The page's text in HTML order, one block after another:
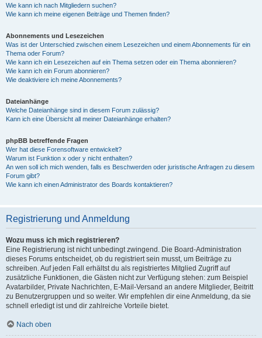
Wie kann ich nach Mitgliedern suchen?
Wie kann ich meine eigenen Beiträge und Themen finden?
Abonnements und Lesezeichen
Was ist der Unterschied zwischen einem Lesezeichen und einem Abonnements für ein
Thema oder Forum?
Wie kann ich ein Lesezeichen auf ein Thema setzen oder ein Thema abonnieren?
Wie kann ich ein Forum abonnieren?
Wie deaktiviere ich meine Abonnements?
Dateianhänge
Welche Dateianhänge sind in diesem Forum zulässig?
Kann ich eine Übersicht all meiner Dateianhänge erhalten?
phpBB betreffende Fragen
Wer hat diese Forensoftware entwickelt?
Warum ist Funktion x oder y nicht enthalten?
An wen soll ich mich wenden, falls es Beschwerden oder juristische Anfragen zu diesem
Forum gibt?
Wie kann ich einen Administrator des Boards kontaktieren?
Registrierung und Anmeldung
Wozu muss ich mich registrieren?
Eine Registrierung ist nicht unbedingt zwingend. Die Board-Administration
dieses Forums entscheidet, ob du registriert sein musst, um Beiträge zu
schreiben. Auf jeden Fall erhältst du als registriertes Mitglied Zugriff auf
zusätzliche Funktionen, die Gästen nicht zur Verfügung stehen: zum Beispiel
Avatarbilder, Private Nachrichten, E-Mail-Versand an andere Mitglieder, Beitritt
zu Benutzergruppen und so weiter. Wir empfehlen dir eine Anmeldung, da sie
schnell erledigt ist und dir zahlreiche Vorteile bietet.
Nach oben